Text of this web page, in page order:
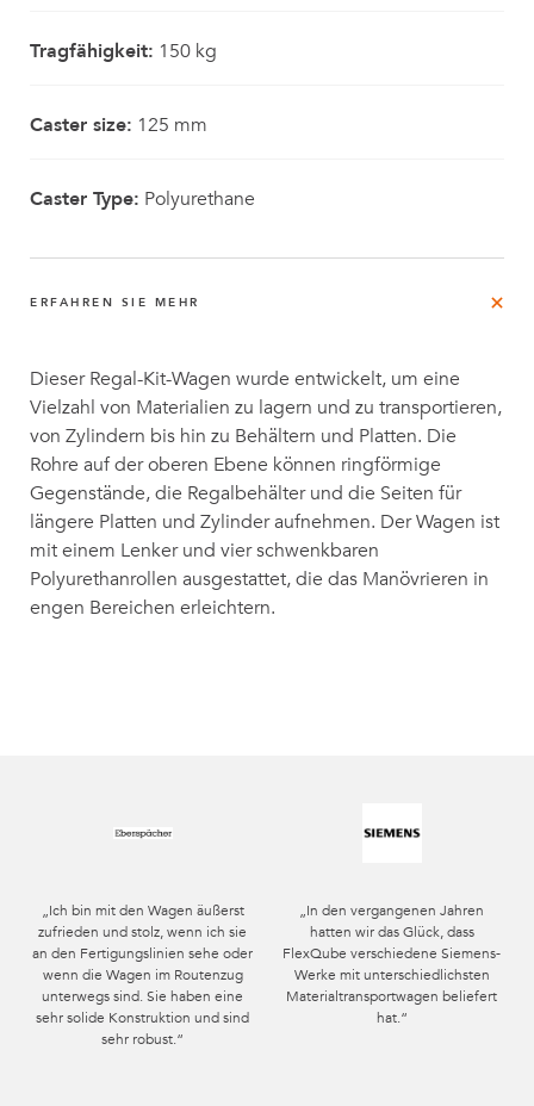
Tragfähigkeit: 150 kg
Caster size: 125 mm
Caster Type: Polyurethane
ERFAHREN SIE MEHR
Dieser Regal-Kit-Wagen wurde entwickelt, um eine
Vielzahl von Materialien zu lagern und zu transportieren,
von Zylindern bis hin zu Behältern und Platten. Die
Rohre auf der oberen Ebene können ringförmige
Gegenstände, die Regalbehälter und die Seiten für
längere Platten und Zylinder aufnehmen. Der Wagen ist
mit einem Lenker und vier schwenkbaren
Polyurethanrollen ausgestattet, die das Manövrieren in
engen Bereichen erleichtern.
„Ich bin mit den Wagen äußerst
zufrieden und stolz, wenn ich sie
an den Fertigungslinien sehe oder
wenn die Wagen im Routenzug
unterwegs sind. Sie haben eine
sehr solide Konstruktion und sind
sehr robust.“
„In den vergangenen Jahren
hatten wir das Glück, dass
FlexQube verschiedene Siemens-
Werke mit unterschiedlichsten
Materialtransportwagen beliefert
hat.“